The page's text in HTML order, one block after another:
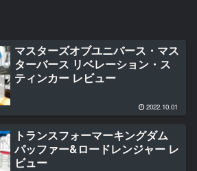
マスターズオブユニバース・マス
ターバース リベレーション・ス
ティンカー レビュー
2022.10.01
トランスフォーマーキングダム
パッファー&ロードレンジャー レ
ビュー